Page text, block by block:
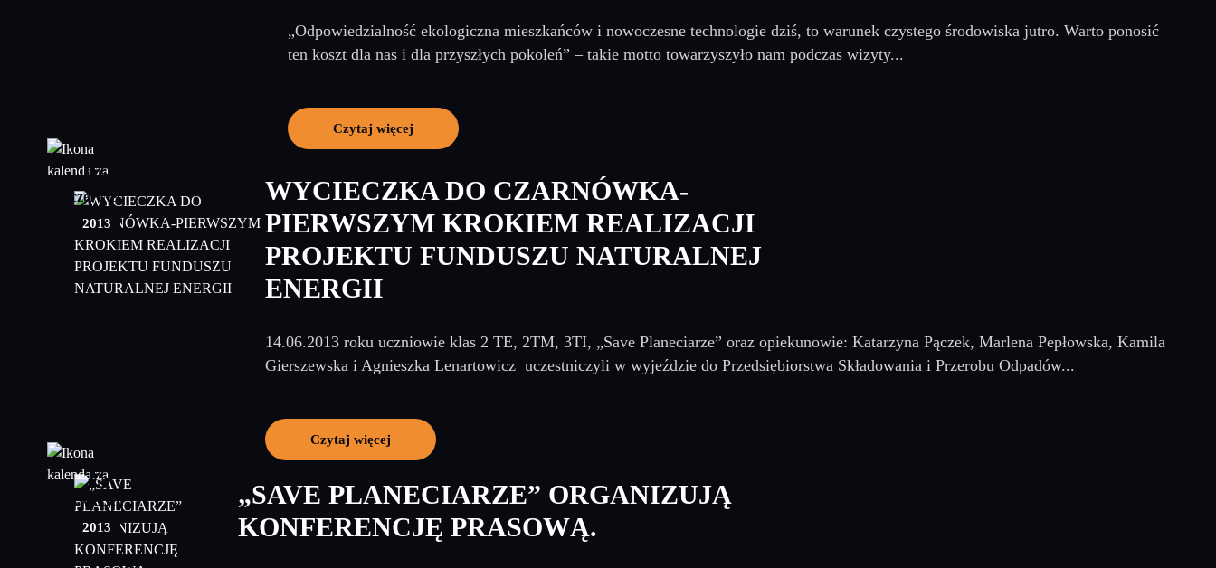
„Odpowiedzialność ekologiczna mieszkańców i nowoczesne technologie dziś, to warunek czystego środowiska jutro. Warto ponosić
ten koszt dla nas i dla przyszłych pokoleń” – takie motto towarzyszyło nam podczas wizyty...
Czytaj więcej
05
czerwiec
2013
WYCIECZKA DO CZARNÓWKA-
PIERWSZYM KROKIEM REALIZACJI
PROJEKTU FUNDUSZU NATURALNEJ
ENERGII
14.06.2013 roku uczniowie klas 2 TE, 2TM, 3TI, „Save Planeciarze” oraz opiekunowie: Katarzyna Pączek, Marlena Pepłowska, Kamila
Gierszewska i Agnieszka Lenartowicz uczestniczyli w wyjeździe do Przedsiębiorstwa Składowania i Przerobu Odpadów...
Czytaj więcej
25
kwiecień
2013
„SAVE PLANECIARZE” ORGANIZUJĄ
KONFERENCJĘ PRASOWĄ.